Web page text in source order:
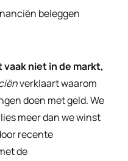
beleggen
niet in de markt,
verklaart waarom
doen met geld. We
meer dan we winst
recente
de